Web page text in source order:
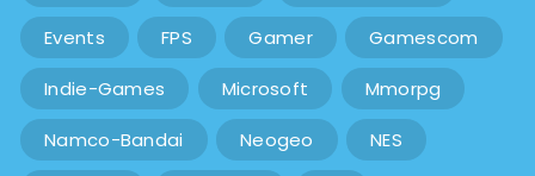
Events FPS Gamer Gamescom
Indie-Games Microsoft Mmorpg
Namco-Bandai Neogeo NES